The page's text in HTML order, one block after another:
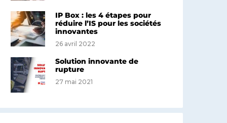
IP Box : les 4 étapes pour
réduire l’IS pour les sociétés
innovantes
26 avril 2022
Solution innovante de
rupture
27 mai 2021